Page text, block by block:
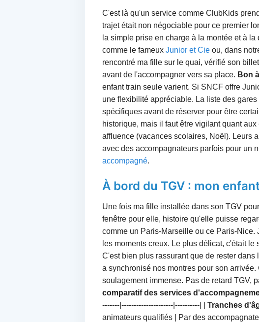
C'est là qu'un service comme ClubKids
trajet était non négociable pour ce premier
la simple prise en charge à la montée et à
comme le fameux Junior et Cie ou, dans
rencontré ma fille sur le quai, vérifié son
avant de l'accompagner vers sa place. Bon
enfant train seule varient. Si SNCF offre
une flexibilité appréciable. La liste des
spécifiques avant de réserver pour être
historique, mais il faut être vigilant quant
affluence (vacances scolaires, Noël). Leurs
avec des accompagnateurs parfois pour un
accompagné.
À bord du TGV : mon
Une fois ma fille installée dans son TGV
fenêtre pour elle, histoire qu'elle puisse
comme un Paris-Marseille ou ce Paris-
les moments creux. Le plus délicat, c'était
C'est bien plus rassurant que de rester
a synchronisé nos montres pour son
soulagement immense. Pas de retard TGV,
comparatif des services
-------|---------------------|----------| | Tranches
animateurs qualifiés | Par des